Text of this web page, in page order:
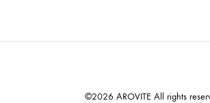
©2026 AROVITE All rights